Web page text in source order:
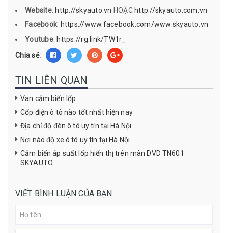
Website:http://skyauto.vn HOẶChttp://skyauto.com.vn
Facebook: https://www.facebook.com/www.skyauto.vn
Youtube: https://rg.link/TW1r_
Chia sẻ:
TIN LIÊN QUAN
Van cảm biến lốp
Cốp điện ô tô nào tốt nhất hiện nay
Địa chỉ độ đèn ô tô uy tín tại Hà Nội
Nơi nào độ xe ô tô uy tín tại Hà Nội
Cảm biến áp suất lốp hiển thị trên màn DVD TN601
SKYAUTO
VIẾT BÌNH LUẬN CỦA BẠN: